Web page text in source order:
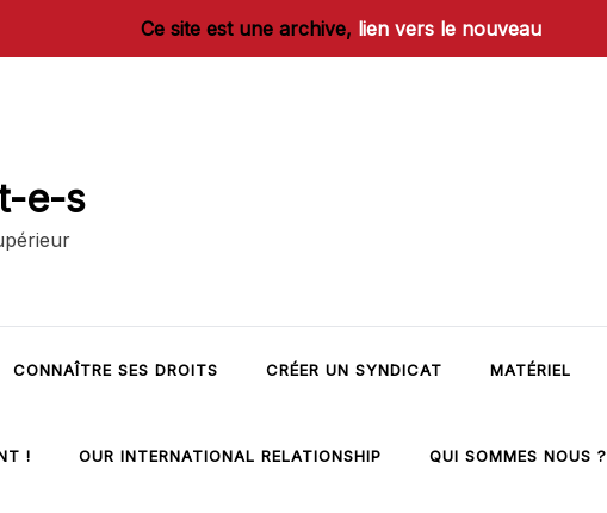
Ce site est une archive, lien vers le nouveau
e-s
CONNAÎTRE SES DROITS CRÉER UN SYNDICAT MATÉRIEL
! OUR INTERNATIONAL RELATIONSHIP QUI SOMMES NOUS ?